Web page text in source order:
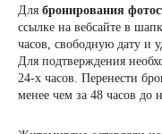
Для бронирования
ссылке на вебсайте в
часов, свободную дату и
Для подтверждения
24-х часов. Перенести
менее чем за 48 часов до